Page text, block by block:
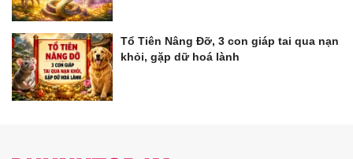
Tổ Tiên Nâng Đỡ, 3 con giáp tai qua nạn
khỏi, gặp dữ hoá lành